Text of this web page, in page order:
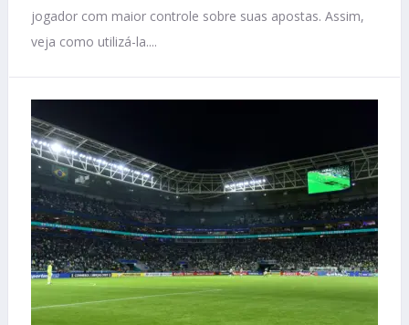
jogador com maior controle sobre suas apostas. Assim,
veja como utilizá-la....